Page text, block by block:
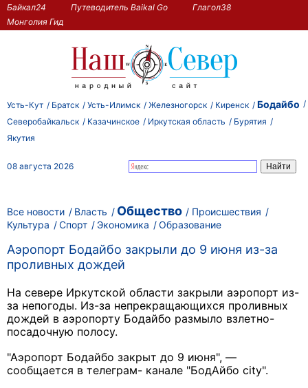
Байкал24 Путеводитель Baikal Go
Глагол38
Монголия Гид
Усть-Кут Братск Усть-Илимск Железногорск Киренск Бодайбо
Северобайкальск Казачинское Иркутская область
Бурятия
Якутия
08 августа 2026
Все новости Власть Общество
Происшествия
Культура
Спорт Экономика Образование
Аэропорт Бодайбо закрыли до 9 июня из-за
проливных дождей
На севере Иркутской области закрыли аэропорт из-
за непогоды. Из-за непрекращающихся проливных
дождей в аэропорту Бодайбо размыло взлетно-
посадочную полосу.
"Аэропорт Бодайбо закрыт до 9 июня", —
сообщается в телеграм- канале "БодАйбо city".